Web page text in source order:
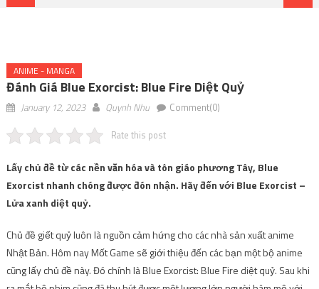
ANIME - MANGA
Đánh Giá Blue Exorcist: Blue Fire Diệt Quỷ
January 12, 2023 Quynh Nhu Comment(0)
Rate this post
Lấy chủ đề từ các nền văn hóa và tôn giáo phương Tây, Blue
Exorcist nhanh chóng được đón nhận. Hãy đến với Blue Exorcist –
Lửa xanh diệt quỷ.
Chủ đề giết quỷ luôn là nguồn cảm hứng cho các nhà sản xuất anime
Nhật Bản. Hôm nay Mốt Game sẽ giới thiệu đến các bạn một bộ anime
cũng lấy chủ đề này. Đó chính là Blue Exorcist: Blue Fire diệt quỷ. Sau khi